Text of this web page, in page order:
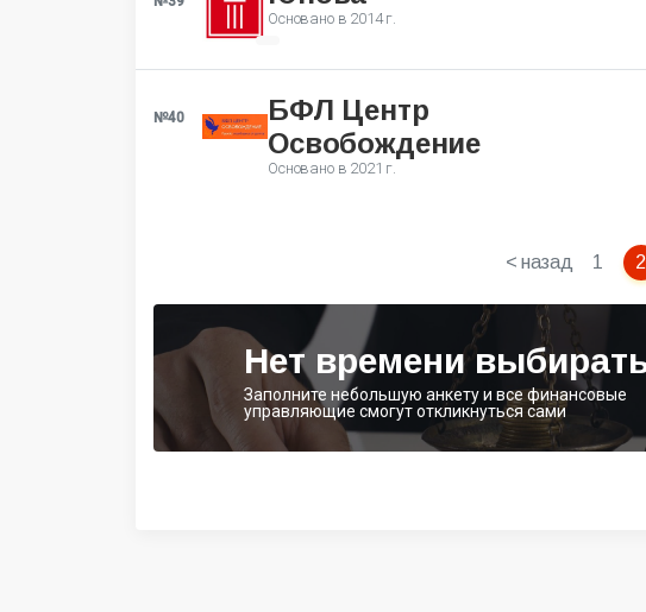
Основано в 2014 г.
№40
БФЛ Центр
Освобождение
Основано в 2021 г.
< назад 1 2
Нет времени
Заполните небольшую анкету и все финансовые
управляющие смогут откликнуться сами